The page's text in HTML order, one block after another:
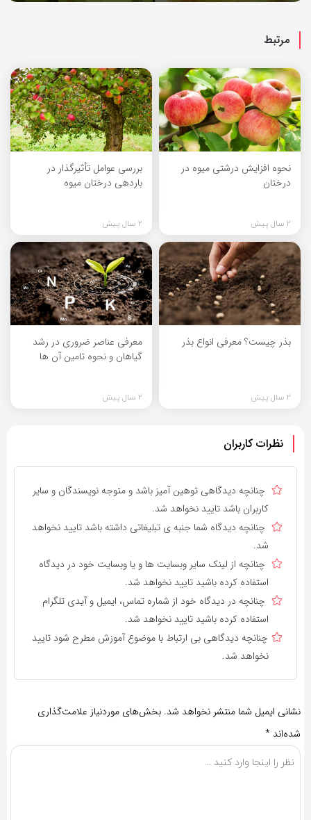
مرتبط
نحوه افزایش درشتی میوه در
درختان
2 سال پیش
بررسی عوامل تأثیرگذار در
باردهی درختان میوه
2 سال پیش
بذر چیست؟ معرفی انواع بذر
2 سال پیش
معرفی عناصر ضروری در رشد
گیاهان و نحوه تامین آن ها
2 سال پیش
نظرات کاربران
چنانچه دیدگاهی توهین آمیز باشد و متوجه نویسندگان و سایر
کاربران باشد تایید نخواهد شد.
چنانچه دیدگاه شما جنبه ی تبلیغاتی داشته باشد تایید نخواهد
شد.
چنانچه از لینک سایر وبسایت ها و یا وبسایت خود در دیدگاه
استفاده کرده باشید تایید نخواهد شد.
چنانچه در دیدگاه خود از شماره تماس، ایمیل و آیدی تلگرام
استفاده کرده باشید تایید نخواهد شد.
چنانچه دیدگاهی بی ارتباط با موضوع آموزش مطرح شود تایید
نخواهد شد.
نشانی ایمیل شما منتشر نخواهد شد. بخش‌های موردنیاز علامت‌گذاری
شده‌اند *